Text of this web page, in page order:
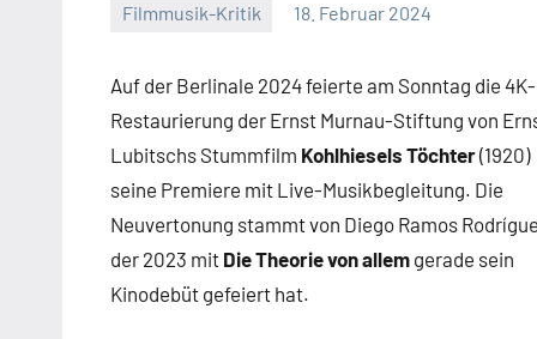
Filmmusik-Kritik 18. Februar 2024
Auf der Berlinale 2024 feierte am Sonntag die 4K-
Restaurierung der Ernst Murnau-Stiftung von
Lubitschs Stummfilm Kohlhiesels Töchter(1920)
seine Premiere mit Live-Musikbegleitung. Die
Neuvertonung stammt von Diego Ramos
der 2023 mit Die Theorie von allem gerade sein
Kinodebüt gefeiert hat.